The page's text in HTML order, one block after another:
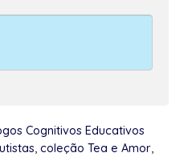
Cognitivos Educativos
, coleção Tea e Amor,